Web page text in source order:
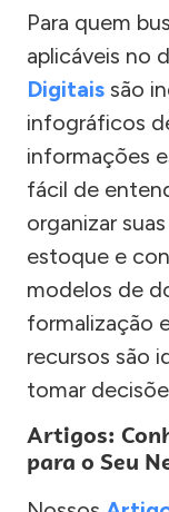
Para quem
aplicáveis no
Digitais são
infográficos
informações
fácil de
organizar
estoque e
modelos de
formalização
recursos são
tomar
Artigos:
para o Seu